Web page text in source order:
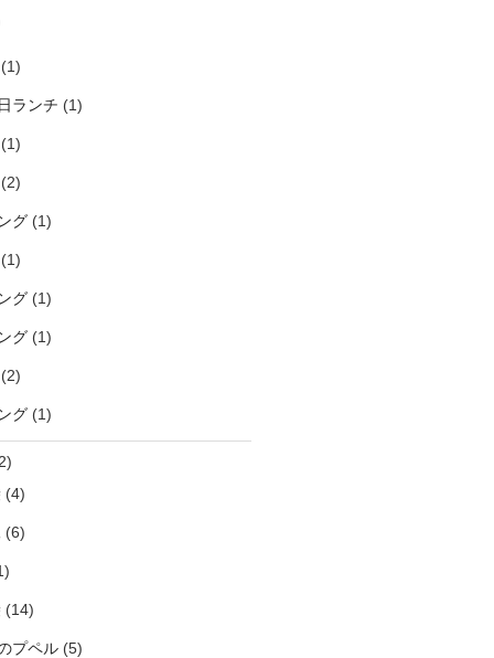
(1)
ランチ (1)
(1)
(2)
グ(1)
(1)
グ(1)
グ(1)
(2)
グ(1)
(4)
(6)
(14)
プペル(5)